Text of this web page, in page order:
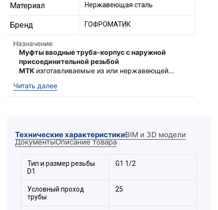
Материал Нержавеющая сталь
Бренд ГОФРОМАТИК
Назначение
Муфты вводные труба-корпус с наружной
присоединительной резьбой
МТК изготавливаемые из или нержавеющей
металлической трубы в оболочки
электротехнических устройств (корпуса,
Муфты обладают повышенной степенью
спиртам, фреонам, антифризам, растворам
солей. Возможна эксплуатация в солёной
Расшифровка обозначения
элемента:
Читать далее
Технические характеристикиBIM и 3D модели
ДокументыОписание товара
Тип и размер резьбы
D1
G1 1/2
Условный проход
трубы
25